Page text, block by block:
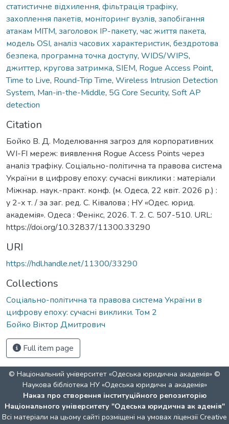
статистичне відхилення, фільтрація трафіку,
захоплення пакетів, моніторинг вузлів, запобігання
атакам MITM, заголовок IP-пакету, час життя пакета,
модель OSI, аналіз часових характеристик, бездротова
безпека, програмна точка доступу, WIDS/WIPS,
джиттер, кругова затримка, SIEM, Rogue Access Point,
Time to Live, Round-Trip Time, Wireless Intrusion Detection
System, Man-in-the-Middle, 5G Core Security, Soft AP
detection
Citation
Бойко В. Д. Моделювання загроз для корпоративних
WI-FI мереж: виявлення Rogue Access Points через
аналіз трафіку. Соціально-політична та правова система
України в цифрову епоху: сучасні виклики : матеріали
Міжнар. наук.-практ. конф. (м. Одеса, 22 квіт. 2026 р.) :
у 2-х т. / за заг. ред. С. Ківалова ; НУ «Одес. юрид.
академія». Одеса : Фенікс, 2026. Т. 2. С. 507-510. URL:
https://doi.org/10.32837/11300.33290
URI
https://hdl.handle.net/11300/33290
Collections
Соціально-політична та правова система України в
цифрову епоху: сучасні виклики. Том 2
Бойко Віктор Дмитрович
Full item page
© Національний університет «Одеська юридична академія» ©
Наукова бібліотека НУ «Одеська юридичн а академія»
Наказ про створення інституційного репозиторію
Національного університету "Одеська юридична ак адемія"
Всі матеріали на цьому сайті розміщені на умовах ліцензії Creative